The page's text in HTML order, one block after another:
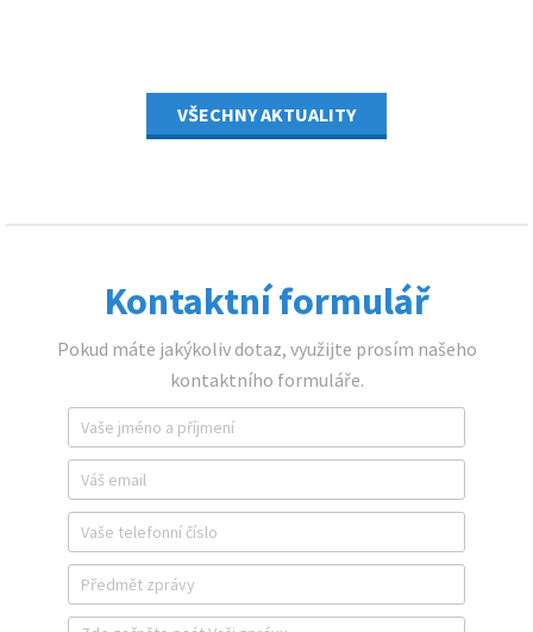
VŠECHNY AKTUALITY
Kontaktní formulář
Pokud máte jakýkoliv dotaz, využijte prosím našeho
kontaktního formuláře.